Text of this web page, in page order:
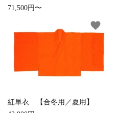
71,500円〜
紅単衣 【合冬用／夏用】
favorite